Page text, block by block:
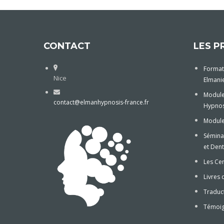
CONTACT
Nice
contact@elmanhypnosis-france.fr
LES
et
Les
Livres